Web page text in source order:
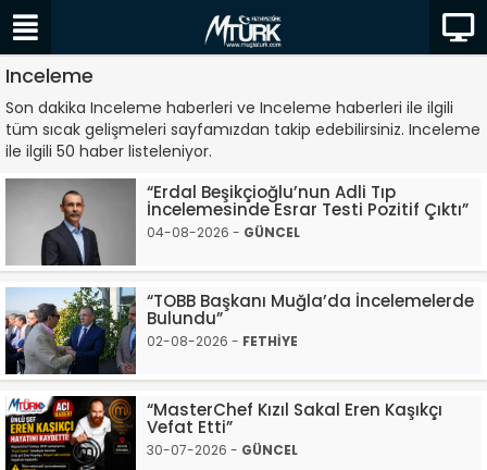
Inceleme
Son dakika Inceleme haberleri ve Inceleme haberleri ile ilgili
tüm sıcak gelişmeleri sayfamızdan takip edebilirsiniz. Inceleme
ile ilgili 50 haber listeleniyor.
“Erdal Beşikçioğlu’nun Adli Tıp
İncelemesinde Esrar Testi Pozitif Çıktı”
04-08-2026 - GÜNCEL
“TOBB Başkanı Muğla’da İncelemelerde
Bulundu”
02-08-2026 - FETHİYE
“MasterChef Kızıl Sakal Eren Kaşıkçı
Vefat Etti”
30-07-2026 - GÜNCEL